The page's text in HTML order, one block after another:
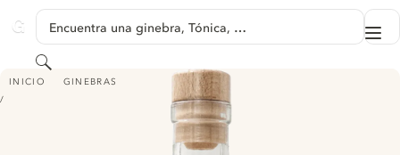
GINVENTORY
Encuentra una ginebra, Tónica, …
Buscar
INICIO GINEBRAS
SOMRA PINK GIN JORDGUBB RABARBER FLÄDERBLOM